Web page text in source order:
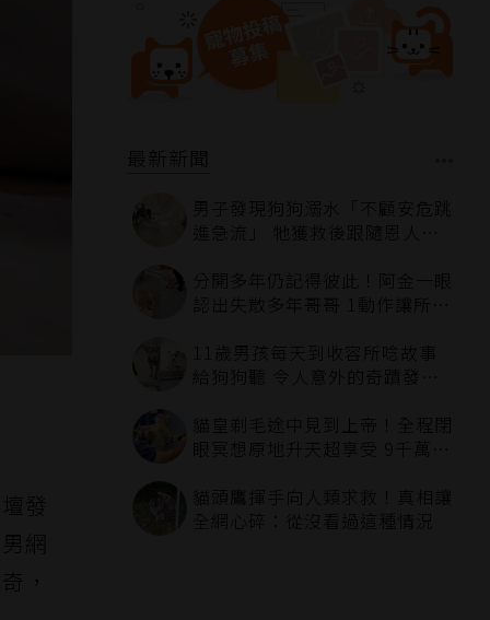
發
網
，
最新新聞
男子發現狗狗溺水「不顧安危跳
進急流」 牠獲救後跟隨恩人不
分開多年仍記得彼此！阿金一眼
認出失散多年哥哥 1動作讓所有
11歲男孩每天到收容所唸故事
給狗狗聽 令人意外的奇蹟發生
貓皇剃毛途中見到上帝！全程閉
眼冥想原地升天超享受 9千萬人
貓頭鷹揮手向人類求救！真相讓
全網心碎：從沒看過這種情況